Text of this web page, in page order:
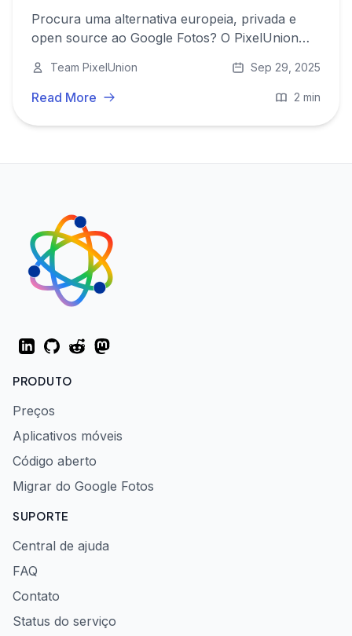
Procura uma alternativa europeia, privada e
open source ao Google Fotos? O PixelUnion
Europa com funcionalidades comparáveis - sem
rastreamento.
Team PixelUnion Sep 29, 2025
Read More 2 min
LinkedInGitHubRedditMastodon
PRODUTO
Preços
Aplicativos móveis
Código aberto
Migrar do Google Fotos
SUPORTE
Central de ajuda
FAQ
Contato
Status do serviço